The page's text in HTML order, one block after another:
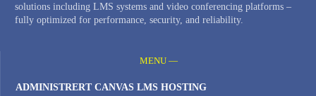
solutions including LMS systems and video conferencing platforms –
fully optimized for performance, security, and reliability.
MENU —
ADMINISTRERT CANVAS LMS HOSTING